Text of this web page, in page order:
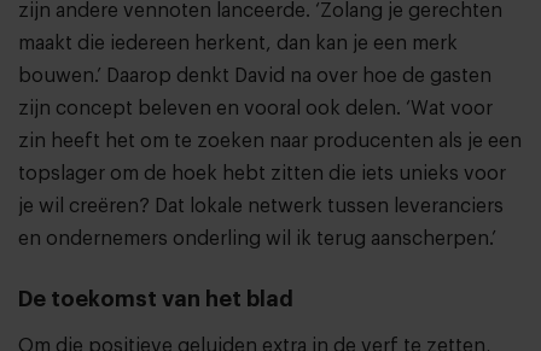
zijn andere vennoten lanceerde. ‘Zolang je gerechten
maakt die iedereen herkent, dan kan je een merk
bouwen.’ Daarop denkt David na over hoe de gasten
zijn concept beleven en vooral ook delen. ‘Wat voor
zin heeft het om te zoeken naar producenten als je een
topslager om de hoek hebt zitten die iets unieks voor
je wil creëren? Dat lokale netwerk tussen leveranciers
en ondernemers onderling wil ik terug aanscherpen.’
De toekomst van het blad
Om die positieve geluiden extra in de verf te zetten,